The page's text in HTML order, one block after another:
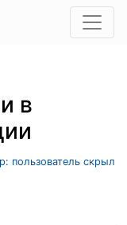
в
пользователь скрыл